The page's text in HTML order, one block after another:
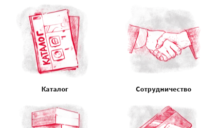
Каталог Сотрудничество